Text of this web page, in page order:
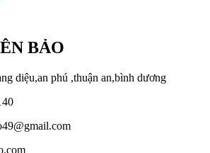
BẢO
diệu,an phú ,thuận an,bình dương